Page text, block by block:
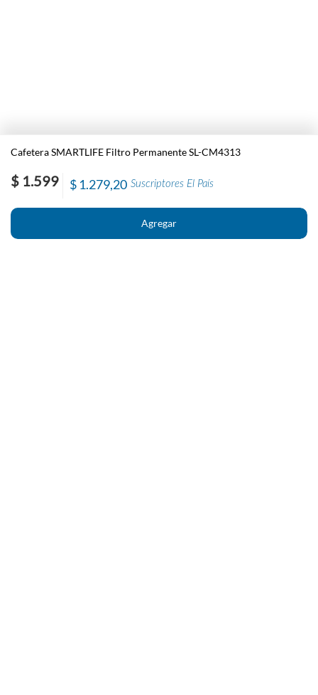
Cafetera SMARTLIFE Filtro Permanente SL-CM4313
$ 1.599 Suscriptores El País
$ 1.279,20